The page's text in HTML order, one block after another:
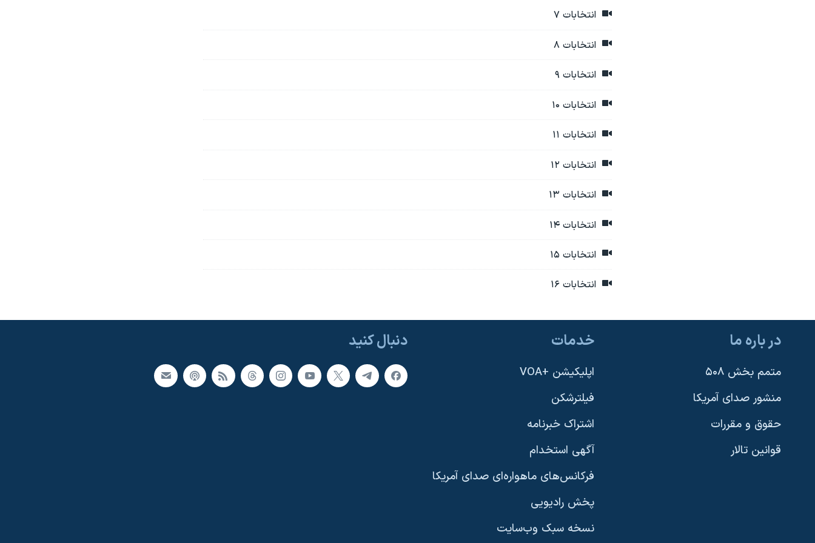
انتخابات ۷
انتخابات ۸
انتخابات ۹
انتخابات ۱۰
انتخابات ۱۱
انتخابات ۱۲
انتخابات ۱۳
انتخابات ۱۴
انتخابات ۱۵
انتخابات ۱۶
دنبال کنید در باره ما
متمم بخش ۵۰۸
منشور صدای آمریکا
حقوق و مقررات
قوانین تالار
خدمات
اپلیکیشن +VOA
فیلترشکن
اشتراک خبرنامه
آگهی استخدام
فرکانس‌های ماهواره‌ای صدای آمریکا
پخش رادیویی
نسخه سبک وب‌سایت